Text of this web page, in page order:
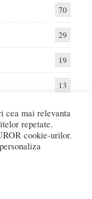
70
29
19
13
Sanatate
din Romania. Recenzii
alegere.
cea mai relevanta
repetate.
cookie-urilor.